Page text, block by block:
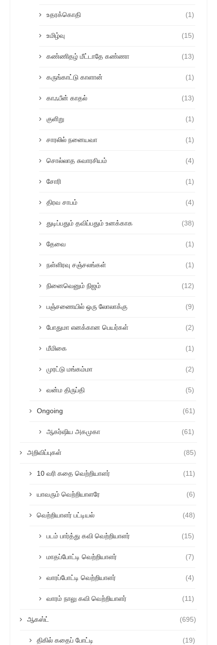
உதரக்கொதி (1)
உமிழ்வு (15)
கண்ணிதழ் மீட்டாதே கண்ணா (13)
கருங்காட்டு காளான் (1)
காஃபீன் காதல் (13)
குளிறு (1)
சாரலில் நனையவா (1)
சொல்லாத சுவாரசியம் (4)
சோரி (1)
திரவ சாபம் (4)
துடிப்பதும் தவிப்பதும் உனக்காக (38)
தேவை (1)
நள்ளிரவு சஞ்சலங்கள் (1)
நினைவெனும் நிஜம் (12)
பஞ்சணையில் ஒரு லோலாக்கு (9)
போதுமா எனக்கான பெயர்கள் (2)
மீமிகை (1)
முரட்டு மங்கம்மா (2)
வன்ம திருப்தி (5)
Ongoing (61)
ஆகர்ஷிய அகமுகா (61)
அறிவிப்புகள் (85)
10 வரி கதை வெற்றியாளர் (11)
யாவரும் வெற்றியாளரே (6)
வெற்றியாளர் பட்டியல் (48)
படம் பார்த்து கவி வெற்றியாளர் (15)
மாதப்போட்டி வெற்றியாளர் (7)
வாரப்போட்டி வெற்றியாளர் (4)
வாரம் நாலு கவி வெற்றியாளர் (11)
ஆகஸ்ட் (695)
திகில் கதைப் போட்டி (19)